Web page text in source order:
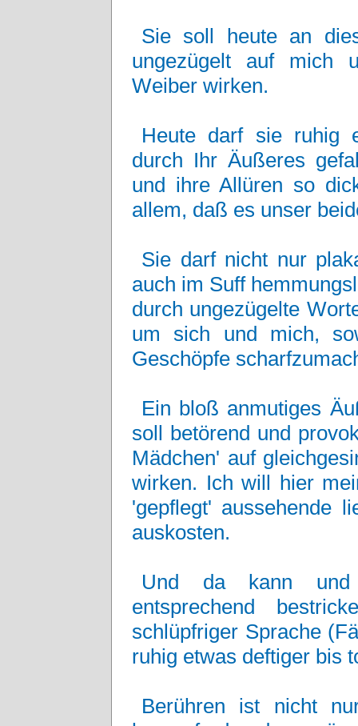
Sie soll heute an
ungezügelt auf mich
Weiber wirken.
Heute darf sie ruhig
durch Ihr Äußeres
und ihre Allüren so
allem, daß es unser
Sie darf nicht nur
auch im Suff
durch ungezügelte
um sich und mich,
Geschöpfe
Ein bloß anmutiges
soll betörend und
Mädchen' auf
wirken. Ich will hier
'gepflegt' aussehende
auskosten.
Und da kann
entsprechend
schlüpfriger Sprache
ruhig etwas deftiger bis
Berühren ist nicht